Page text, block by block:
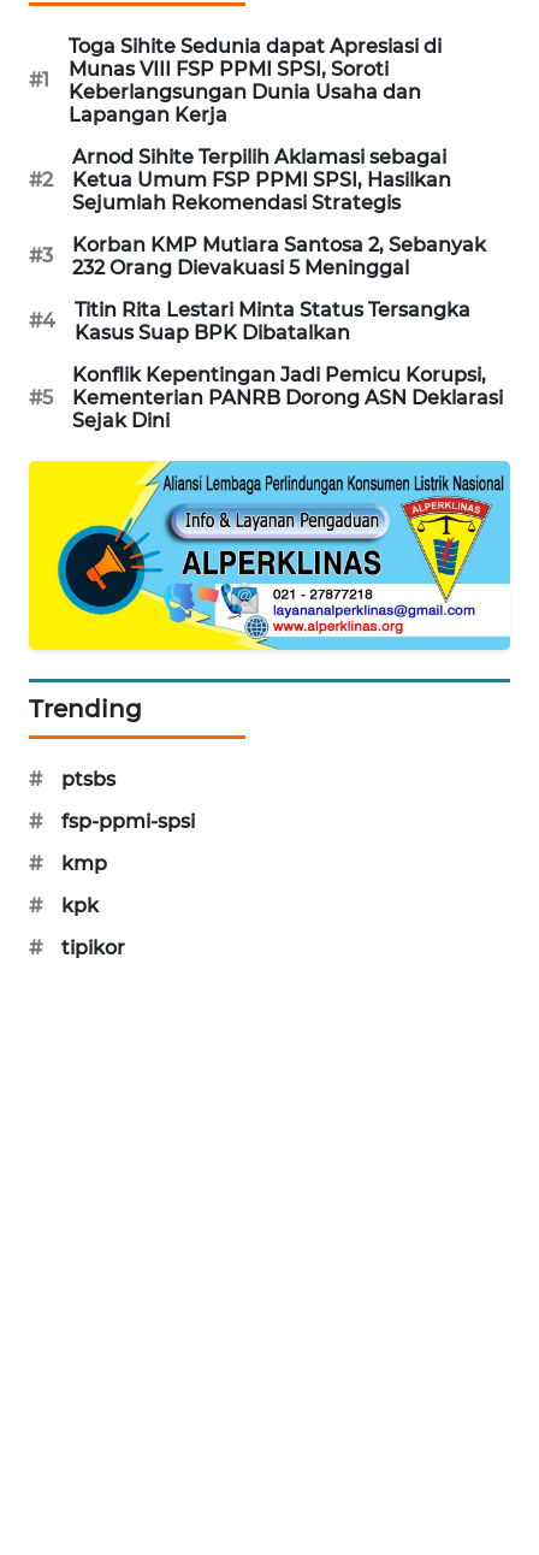
#1
Toga Sihite Sedunia dapat Apresiasi di
Munas VIII FSP PPMI SPSI, Soroti
Keberlangsungan Dunia Usaha dan
Lapangan Kerja
#2
Arnod Sihite Terpilih Aklamasi sebagai
Ketua Umum FSP PPMI SPSI, Hasilkan
Sejumlah Rekomendasi Strategis
#3
Korban KMP Mutiara Santosa 2, Sebanyak
232 Orang Dievakuasi 5 Meninggal
#4
Titin Rita Lestari Minta Status Tersangka
Kasus Suap BPK Dibatalkan
#5
Konflik Kepentingan Jadi Pemicu Korupsi,
Kementerian PANRB Dorong ASN Deklarasi
Sejak Dini
Trending
#
ptsbs
#
fsp-ppmi-spsi
#
kmp
#
kpk
#
tipikor
WISATA
LAPAK
WAHANA
Wahana
Network
KONSUMEN
LISTRIK
MASYARAKAT
KELISTRIKAN
WALINKI
ID
MARTABAT
WATCH
MKLI
LKKI